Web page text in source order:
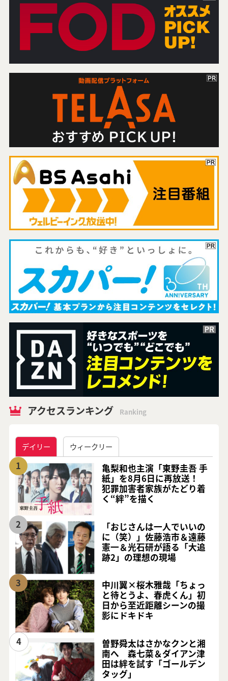
アクセスランキング Ranking
デイリー ウィークリー
1
亀梨和也主演「東野圭吾 手
紙」を8月6日に再放送！
犯罪加害者家族がたどり着
く“絆”を描く
2
「おじさんは一人でいいの
に（笑）」佐藤浩市＆遠藤
憲一＆光石研が語る「大追
跡2」の理想の現場
3
中川翼×桜木雅哉「ちょっ
と待とうよ、春虎くん」初
日から至近距離シーンの撮
影にドキドキ
4
曽野舜太はさかなクンと湘
南へ 森七菜＆ダイアン津
田は絆を試す「ゴールデン
タッグ」